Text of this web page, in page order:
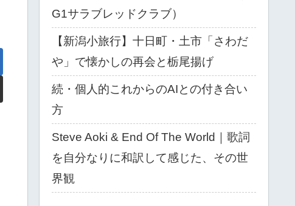
G1サラブレッドクラブ）
【新潟小旅行】十日町・土市「さわだ
や」で懐かしの再会と栃尾揚げ
続・個人的これからのAIとの付き合い
方
Steve Aoki & End Of The World｜歌詞
を自分なりに和訳して感じた、その世
界観